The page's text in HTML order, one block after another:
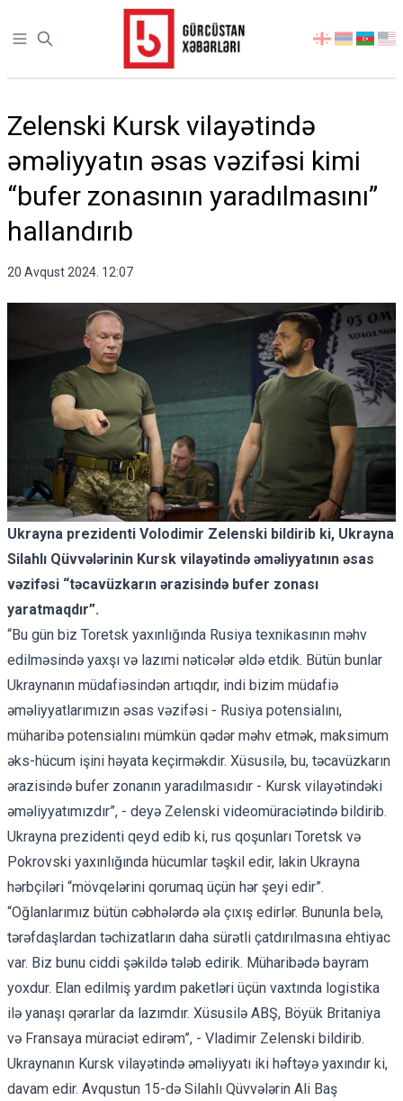
Open sidebar
აირჩიეთ
Zelenski Kursk vilayətində
əməliyyatın əsas vəzifəsi kimi
“bufer zonasının yaradılmasını”
hallandırıb
20 Avqust 2024. 12:07
Ukrayna prezidenti Volodimir Zelenski bildirib ki, Ukrayna
Silahlı Qüvvələrinin Kursk vilayətində əməliyyatının əsas
vəzifəsi “təcavüzkarın ərazisində bufer zonası
yaratmaqdır”.
“Bu gün biz Toretsk yaxınlığında Rusiya texnikasının məhv
edilməsində yaxşı və lazımi nəticələr əldə etdik. Bütün bunlar
Ukraynanın müdafiəsindən artıqdır, indi bizim müdafiə
əməliyyatlarımızın əsas vəzifəsi - Rusiya potensialını,
müharibə potensialını mümkün qədər məhv etmək, maksimum
əks-hücum işini həyata keçirməkdir. Xüsusilə, bu, təcavüzkarın
ərazisində bufer zonanın yaradılmasıdır - Kursk vilayətindəki
əməliyyatımızdır”, - deyə Zelenski videomüraciətində bildirib.
Ukrayna prezidenti qeyd edib ki, rus qoşunları Toretsk və
Pokrovski yaxınlığında hücumlar təşkil edir, lakin Ukrayna
hərbçiləri “mövqelərini qorumaq üçün hər şeyi edir”.
“Oğlanlarımız bütün cəbhələrdə əla çıxış edirlər. Bununla belə,
tərəfdaşlardan təchizatların daha sürətli çatdırılmasına ehtiyac
var. Biz bunu ciddi şəkildə tələb edirik. Müharibədə bayram
yoxdur. Elan edilmiş yardım paketləri üçün vaxtında logistika
ilə yanaşı qərarlar da lazımdır. Xüsusilə ABŞ, Böyük Britaniya
və Fransaya müraciət edirəm”, - Vladimir Zelenski bildirib.
Ukraynanın Kursk vilayətində əməliyyatı iki həftəyə yaxındır ki,
davam edir. Avqustun 15-də Silahlı Qüvvələrin Ali Baş